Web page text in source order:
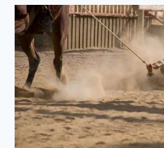
BERKESAN
UNTUK
IKLAN
NGO
&
FUND